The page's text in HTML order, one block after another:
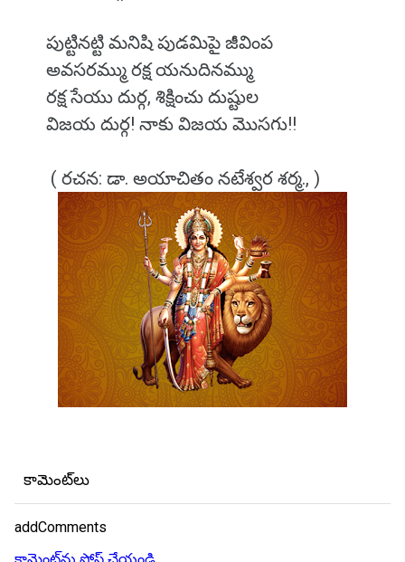
పుట్టినట్టి మనిషి పుడమిపై జీవింప
అవసరమ్ము రక్ష యనుదినమ్ము
రక్ష సేయు దుర్గ, శిక్షించు దుష్టుల
విజయ దుర్గ! నాకు విజయ మొసగు!!
( రచన: డా. అయాచితం నటేశ్వర శర్మ., )
కామెంట్‌లు
addComments